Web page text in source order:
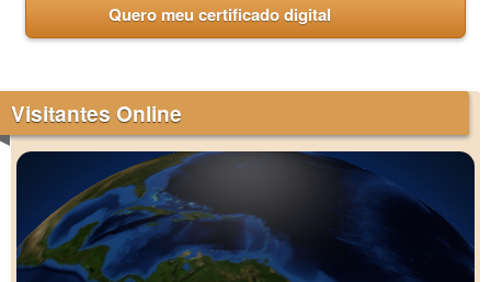
Quero meu certificado digital
Visitantes Online